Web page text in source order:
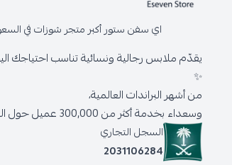
اي سفن ستور أكبر متجر شوزات في
يقدّم ملابس رجالية ونسائية تناسب احتياجك
✨
من أشهر البراندات العالمية،
وسعداء بخدمة أكثر من 300,000 عميل حول المملكة.
السجل التجاري
2031106284